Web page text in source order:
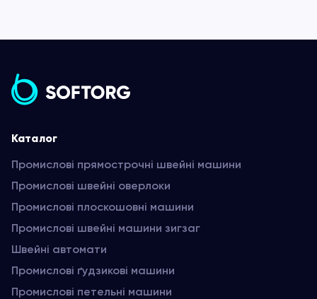
Каталог
Промислові прямострочні швейні машини
Промислові швейні оверлоки
Промислові плоскошовні машини
Промислові швейні машини зигзаг
Швейні автомати
Промислові ґудзикові машини
Промислові петельні машини